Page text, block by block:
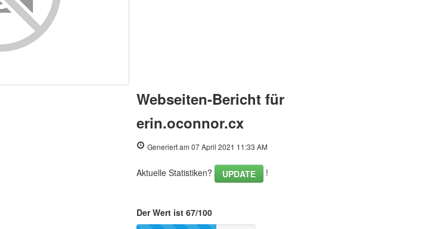
Webseiten-Bericht für
erin.oconnor.cx
Generiert am 07 April 2021 11:33 AM
Aktuelle Statistiken? UPDATE !
Der Wert ist 67/100